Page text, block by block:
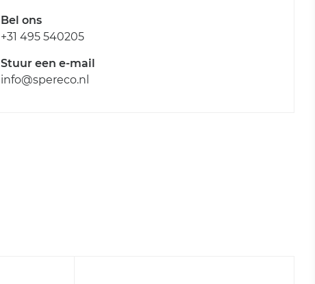
Bel ons
+31 495 540205
Stuur een e-mail
info@spereco.nl